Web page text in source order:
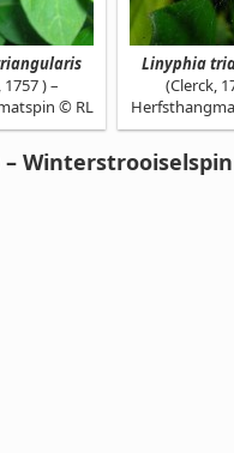
) –
© RL
Linyphia
(Clerck,
– Winterstrooiselspin